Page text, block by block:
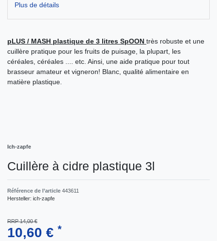
Plus de détails
pLUS / MASH plastique de 3 litres SpOON très robuste et une
cuillère pratique pour les fruits de puisage, la plupart, les
céréales, céréales .... etc. Ainsi, une aide pratique pour tout
brasseur amateur et vigneron! Blanc, qualité alimentaire en
matière plastique.
Ich-zapfe
Cuillère à cidre plastique 3l
Référence de l’article 443611
Hersteller: ich-zapfe
RRP 14,00 €
10,60 € *